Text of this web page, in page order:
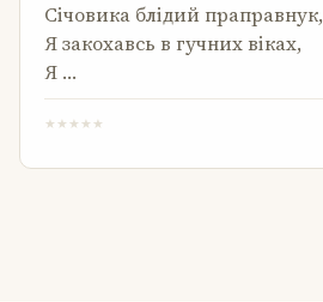
Січовика блідий праправнук,
Я закохавсь в гучних віках,
Я …
★ ★ ★ ★ ★